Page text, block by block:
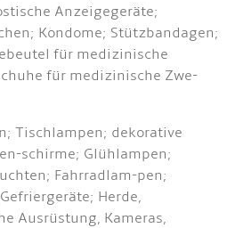
Anzeigegeräte;
Kondome; Stützbandagen;
für medizinische
für medizinische Zwe-
Tischlampen; dekorative
schirme; Glühlampen;
Fahrradlam-pen;
Herde,
Ausrüstung, Kameras,